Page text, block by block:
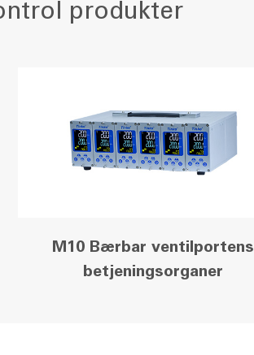
produkter
M10 Bærbar ventilportens
betjeningsorganer